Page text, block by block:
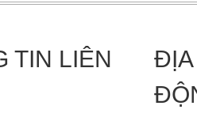
TIN LIÊN
ĐỊA